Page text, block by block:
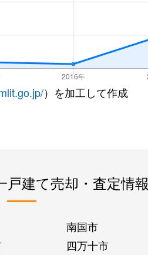
）を加工して作成
建て売却・査定情
南国市
四万十市